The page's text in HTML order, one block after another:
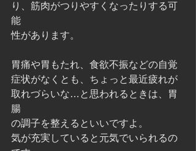
り、筋肉がつりやすくなったりする可
能
性があります。
胃痛や胃もたれ、食欲不振などの自覚
症状がなくとも、ちょっと最近疲れが
取れづらいな…と思われるときは、胃
腸
の調子を整えるといいですよ。
気が充実していると元気でいられるの